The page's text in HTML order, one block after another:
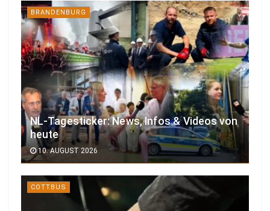
BRANDENBURG
NL-Tagesticker: News, Infos & Videos von
heute
10. AUGUST 2026
COTTBUS